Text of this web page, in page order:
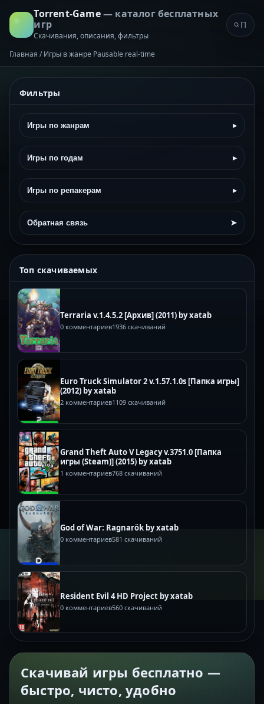
Torrent-Game— каталог бесплатных
игр
Скачивания, описания, фильтры
Главная / Игры в жанре Pausable real-time
Фильтры
Игры по жанрам ▸
Игры по годам ▸
Игры по репакерам ▸
Обратная связь ➤
Топ скачиваемых
Terraria v.1.4.5.2 [Архив] (2011) by xatab
0 комментариев1936 скачиваний
Euro Truck Simulator 2 v.1.57.1.0s [Папка игры]
(2012) by xatab
2 комментариев1109 скачиваний
Grand Theft Auto V Legacy v.3751.0 [Папка
игры (Steam)] (2015) by xatab
1 комментариев768 скачиваний
God of War: Ragnarök by xatab
0 комментариев581 скачиваний
Resident Evil 4 HD Project by xatab
0 комментариев560 скачиваний
Скачивай игры бесплатно —
быстро, чисто, удобно